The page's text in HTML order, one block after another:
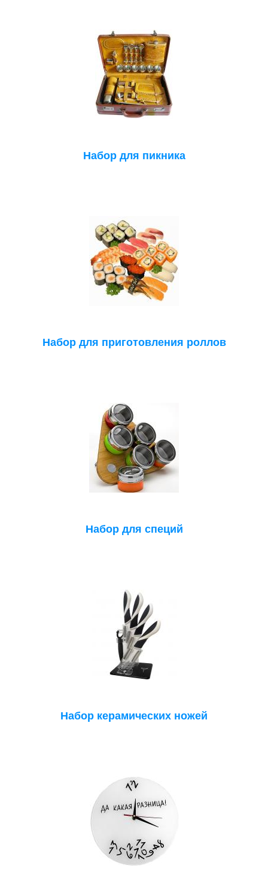
Набор для пикника
Набор для приготовления роллов
Набор для специй
Набор керамических ножей